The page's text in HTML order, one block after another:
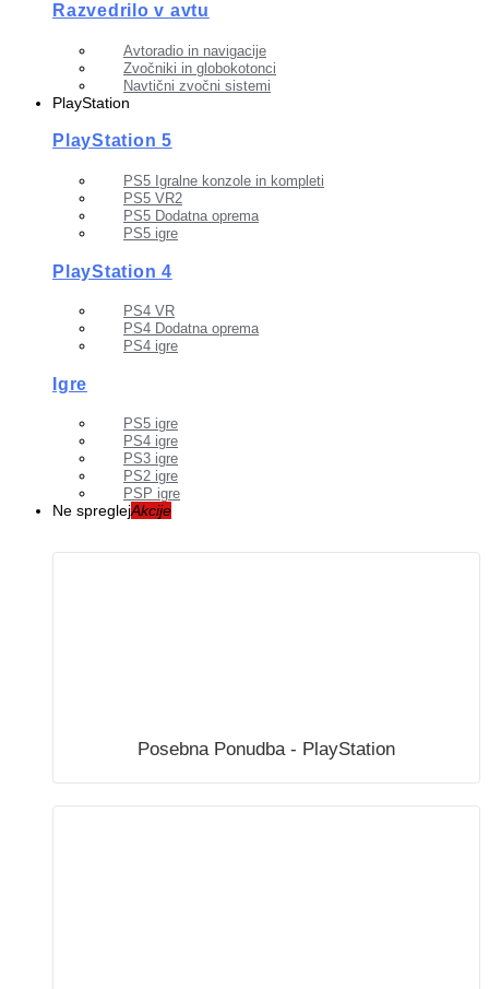
Razvedrilo v avtu
Avtoradio in navigacije
Zvočniki in globokotonci
Navtični zvočni sistemi
PlayStation
PlayStation 5
PS5 Igralne konzole in kompleti
PS5 VR2
PS5 Dodatna oprema
PS5 igre
PlayStation 4
PS4 VR
PS4 Dodatna oprema
PS4 igre
Igre
PS5 igre
PS4 igre
PS3 igre
PS2 igre
PSP igre
Ne spreglejAkcije
Posebna Ponudba - PlayStation